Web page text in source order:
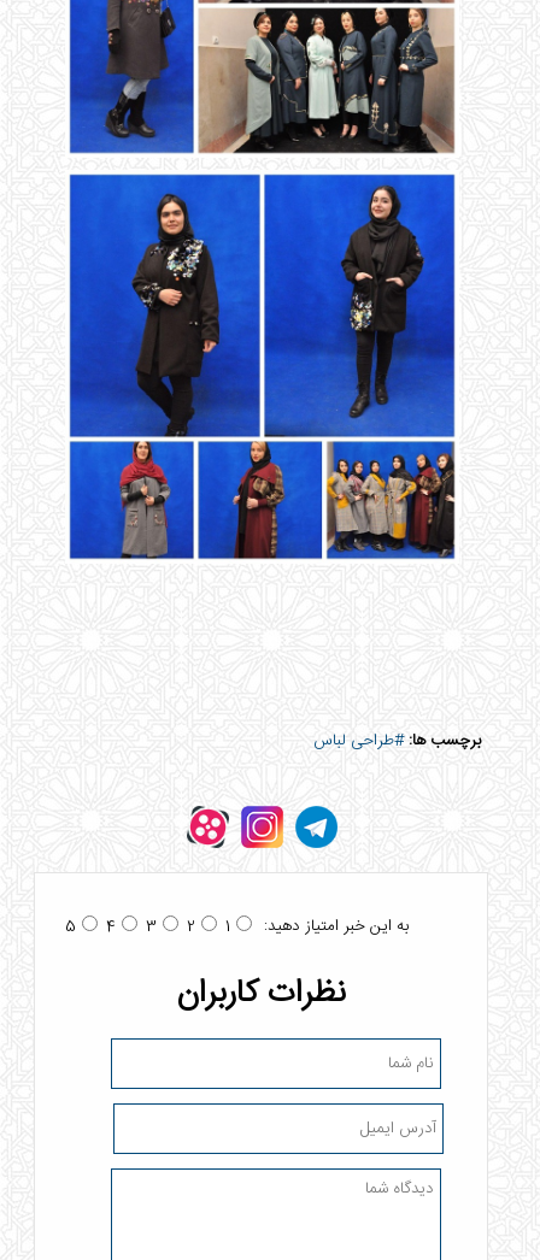
برچسب ها:#طراحی لباس
به این خبر امتیاز دهید: 1
2
3
4
5
نظرات کاربران